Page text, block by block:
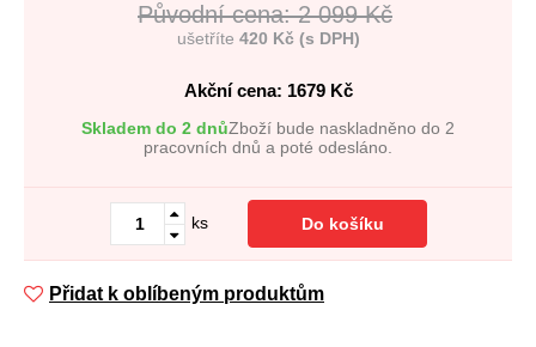
Původní cena: 2 099 Kč
ušetříte 420 Kč (s DPH)
Akční cena: 1679Kč
Skladem do 2 dnůZboží bude naskladněno do 2
pracovních dnů a poté odesláno.
ks Do košíku
Přidat k oblíbeným produktům